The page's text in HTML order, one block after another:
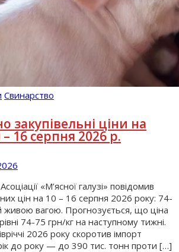
Свинарство
ціни на
16 серпня 2026 р.
«М’ясної галузі» повідомив
цін на 10 – 16 серпня 2026 року: 74-
живою вагою. Прогнозується, що ціна
74-75 грн/кг на наступному тижні.
2026 року скоротив імпорт
до року — до 390 тис. тонн проти […]